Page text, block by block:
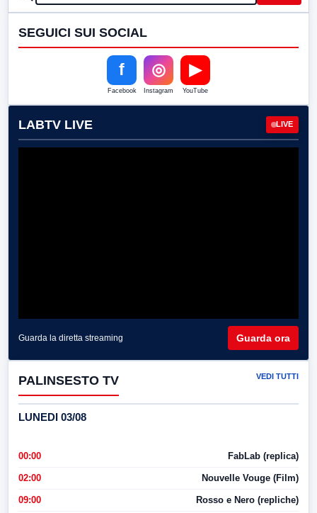
SEGUICI SUI SOCIAL
f
Facebook
◎
Instagram
▶
YouTube
LABTV LIVE LIVE
Guarda la diretta streaming Guarda ora
PALINSESTO TV VEDI TUTTI
LUNEDI 03/08
00:00 FabLab (replica)
02:00 Nouvelle Vouge (Film)
09:00 Rosso e Nero (repliche)